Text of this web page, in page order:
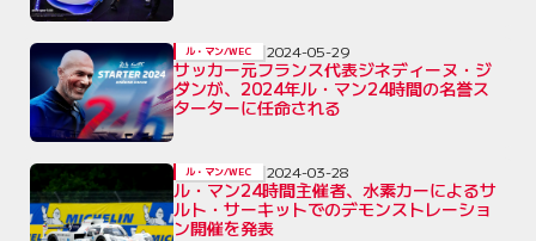
サッカー元フランス代表ジネディーヌ・ジ
ダンが、2024年ル・マン24時間の名誉ス
ターターに任命される
ル・マン/WEC 2024-05-29
ル・マン24時間主催者、水素カーによるサ
ルト・サーキットでのデモンストレーショ
ン開催を発表
ル・マン/WEC 2024-03-28